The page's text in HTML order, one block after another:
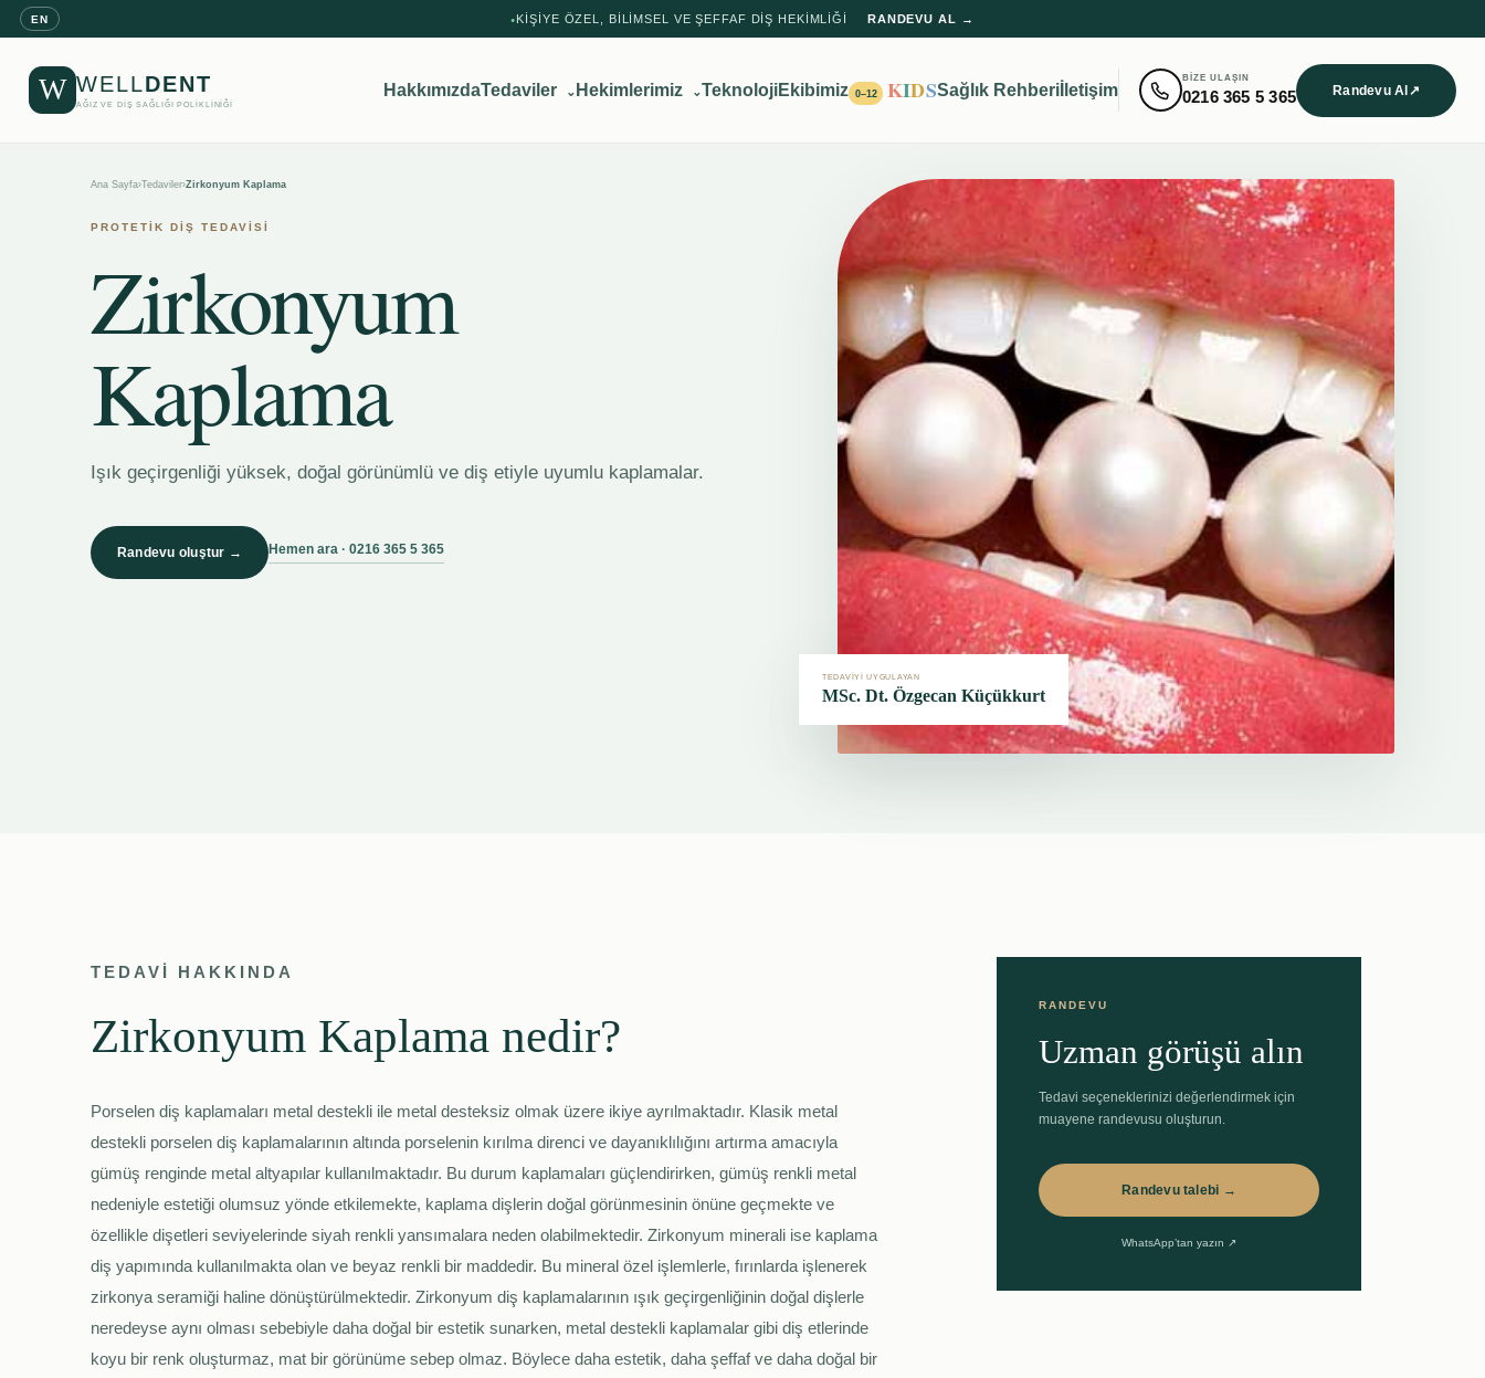
EN ● KIŞIYE ÖZEL, BILIMSEL VE ŞEFFAF DIŞ HEKIMLIĞI RANDEVU AL →
W WELLDENT
AĞIZ VE DİŞ SAĞLIĞI POLİKLİNİĞİ
HakkımızdaTedaviler ⌄ Hekimlerimiz ⌄TeknolojiEkibimiz 0–12 KIDSSağlık Rehberiİletişim
BIZE ULAŞIN
0216 365 5 365 Randevu Al↗
Ana Sayfa›Tedaviler›Zirkonyum Kaplama
PROTETİK DİŞ TEDAVİSİ
Zirkonyum
Kaplama
Işık geçirgenliği yüksek, doğal görünümlü ve diş etiyle uyumlu kaplamalar.
Randevu oluştur → Hemen ara · 0216 365 5 365
TEDAVİYİ UYGULAYAN
MSc. Dt. Özgecan Küçükkurt
TEDAVİ HAKKINDA
Zirkonyum Kaplama nedir?
Porselen diş kaplamaları metal destekli ile metal desteksiz olmak üzere ikiye ayrılmaktadır. Klasik metal
destekli porselen diş kaplamalarının altında porselenin kırılma direnci ve dayanıklılığını artırma amacıyla
gümüş renginde metal altyapılar kullanılmaktadır. Bu durum kaplamaları güçlendirirken, gümüş renkli metal
nedeniyle estetiği olumsuz yönde etkilemekte, kaplama dişlerin doğal görünmesinin önüne geçmekte ve
özellikle dişetleri seviyelerinde siyah renkli yansımalara neden olabilmektedir. Zirkonyum minerali ise kaplama
diş yapımında kullanılmakta olan ve beyaz renkli bir maddedir. Bu mineral özel işlemlerle, fırınlarda işlenerek
zirkonya seramiği haline dönüştürülmektedir. Zirkonyum diş kaplamalarının ışık geçirgenliğinin doğal dişlerle
neredeyse aynı olması sebebiyle daha doğal bir estetik sunarken, metal destekli kaplamalar gibi diş etlerinde
koyu bir renk oluşturmaz, mat bir görünüme sebep olmaz. Böylece daha estetik, daha şeffaf ve daha doğal bir
RANDEVU
Uzman görüşü alın
Tedavi seçeneklerinizi değerlendirmek için
muayene randevusu oluşturun.
Randevu talebi →
WhatsApp’tan yazın ↗